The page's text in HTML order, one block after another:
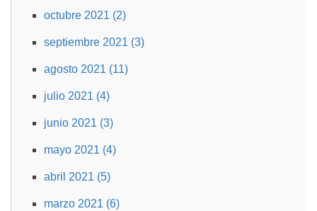
octubre 2021 (2)
septiembre 2021 (3)
agosto 2021 (11)
julio 2021 (4)
junio 2021 (3)
mayo 2021 (4)
abril 2021 (5)
marzo 2021 (6)